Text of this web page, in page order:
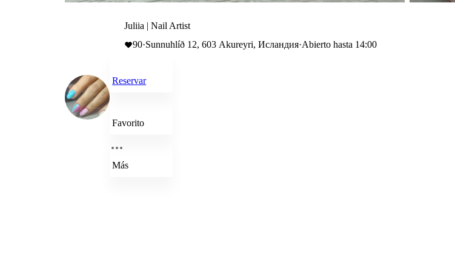
Juliia | Nail Artist
90·Sunnuhlíð 12, 603 Akureyri, Исландия·Abierto hasta 14:00
Reservar
Favorito
Más